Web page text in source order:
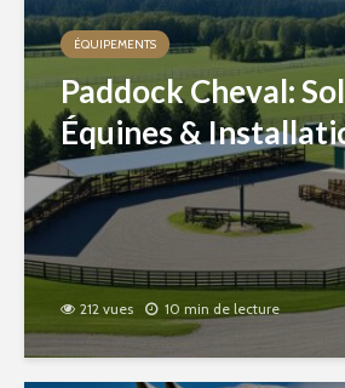
ÉQUIPEMENTS
Paddock Cheval:
Équines &
212 vues 10 min de lecture